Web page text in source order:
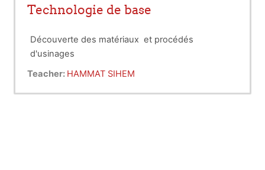
Technologie de base
Découverte des matériaux et procédés
d'usinages
Teacher: HAMMAT SIHEM